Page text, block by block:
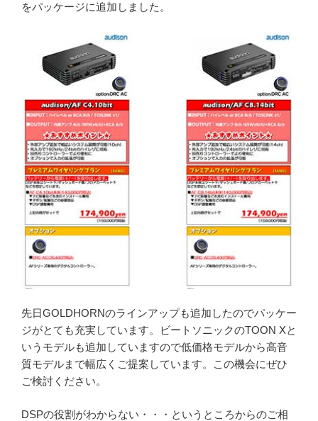
をパッケージに追加しました。
先日GOLDHORNのラインアップも追加したのでパッケー
ジがとても充実しています。ビートソニックのTOON Xと
いうモデルも追加していますので低価格モデルから高音
質モデルまで幅広くご提案しています。この機会にぜひ
ご検討ください。
DSPの役割がわからない・・・というところからのご相